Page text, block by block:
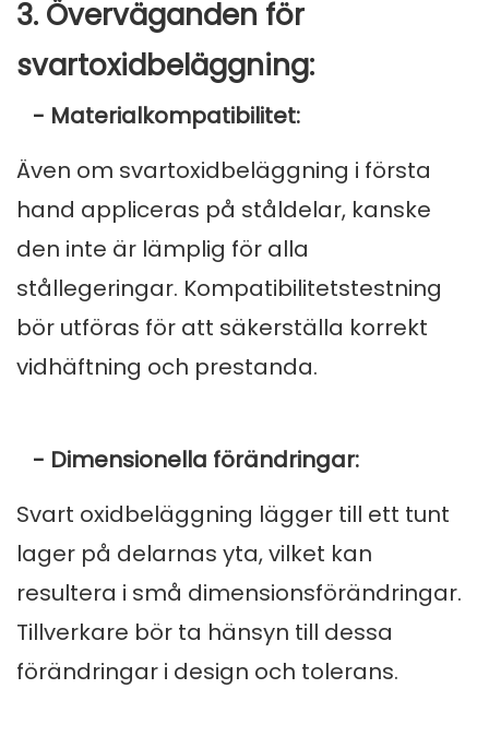
3. Överväganden för
svartoxidbeläggning:
- Materialkompatibilitet:
Även om svartoxidbeläggning i första
hand appliceras på ståldelar, kanske
den inte är lämplig för alla
stållegeringar. Kompatibilitetstestning
bör utföras för att säkerställa korrekt
vidhäftning och prestanda.
- Dimensionella förändringar:
Svart oxidbeläggning lägger till ett tunt
lager på delarnas yta, vilket kan
resultera i små dimensionsförändringar.
Tillverkare bör ta hänsyn till dessa
förändringar i design och tolerans.